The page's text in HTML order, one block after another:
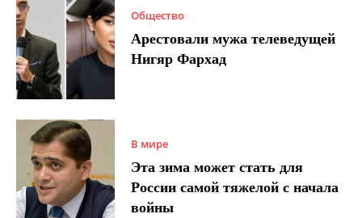
Общество
Арестовали мужа телеведущей
Нигяр Фархад
В мире
Эта зима может стать для
России самой тяжелой с начала
войны